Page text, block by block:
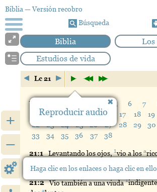
Biblia — Versión recobro
Búsqueda
Biblia
Estudios de vida
+
–
Lc 21
Verso: 5 6 7
12 13 14 15 16 17 18 19
22
23 24 25 26 27 28 29 30
33
34 35 36 37 38
21:1 Levantandolos ojos,1vioa losa
ofrendas en las arcas
21:2 Viotambién a una viuda1
a
Reproducir audio
Haga clic en los enlaces o haga clic en